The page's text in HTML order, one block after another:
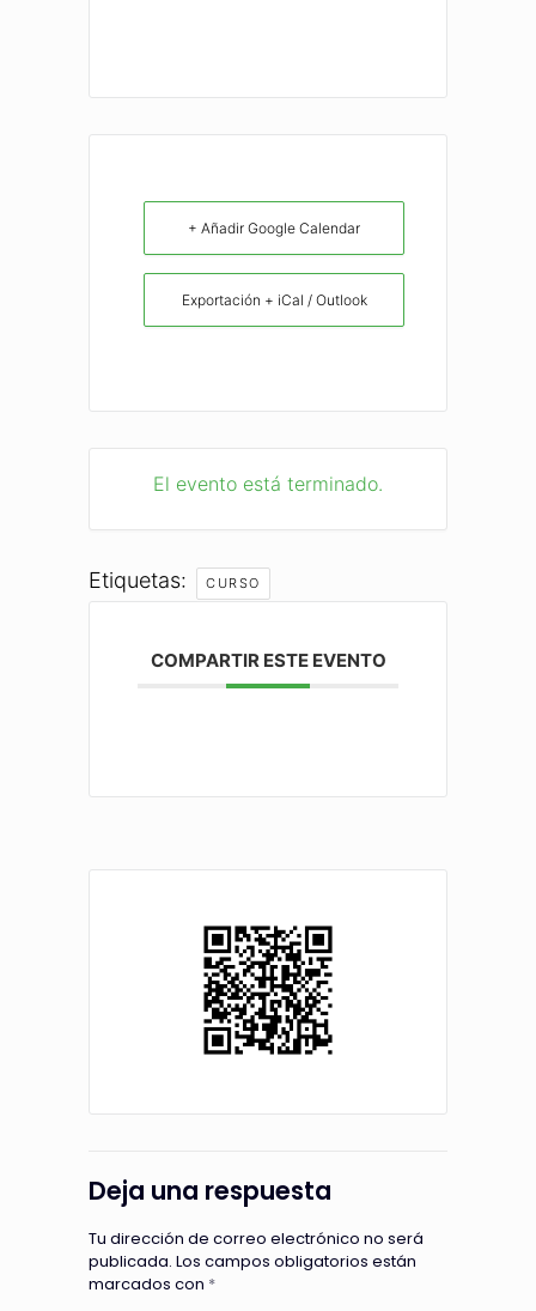
+ Añadir Google Calendar
Exportación + iCal / Outlook
El evento está terminado.
Etiquetas: CURSO
COMPARTIR ESTE EVENTO
Deja una respuesta
Tu dirección de correo electrónico no será
publicada. Los campos obligatorios están
marcados con *